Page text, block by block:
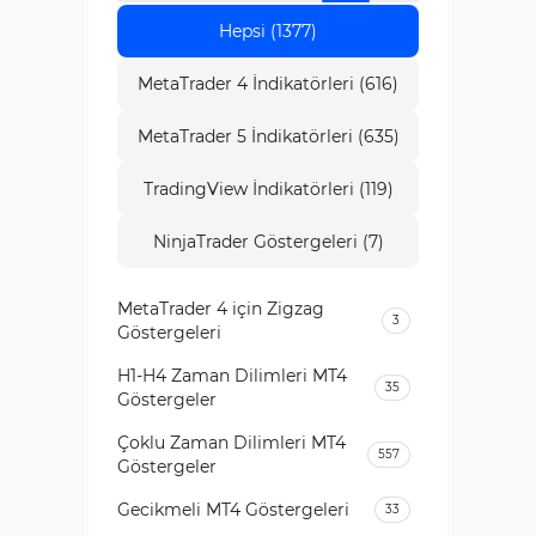
Hepsi (1377)
MetaTrader 4 İndikatörleri (616)
MetaTrader 5 İndikatörleri (635)
TradingView İndikatörleri (119)
NinjaTrader Göstergeleri (7)
MetaTrader 4 için Zigzag
Göstergeleri
3
H1-H4 Zaman Dilimleri MT4
Göstergeler
35
Çoklu Zaman Dilimleri MT4
Göstergeler
557
Gecikmeli MT4 Göstergeleri 33